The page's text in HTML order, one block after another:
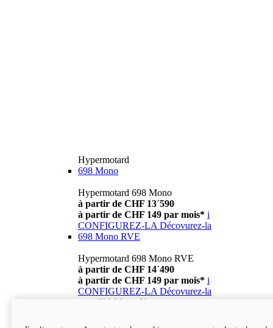
Hypermotard
698 Mono
Hypermotard 698 Mono
à partir de CHF 13´590
à partir de CHF 149 par mois* i
CONFIGUREZ-LA Décovurez-la
698 Mono RVE
Hypermotard 698 Mono RVE
à partir de CHF 14´490
à partir de CHF 149 par mois* i
CONFIGUREZ-LA Décovurez-la
698 Mono Nera
Hypermotard 698 Mono Nera